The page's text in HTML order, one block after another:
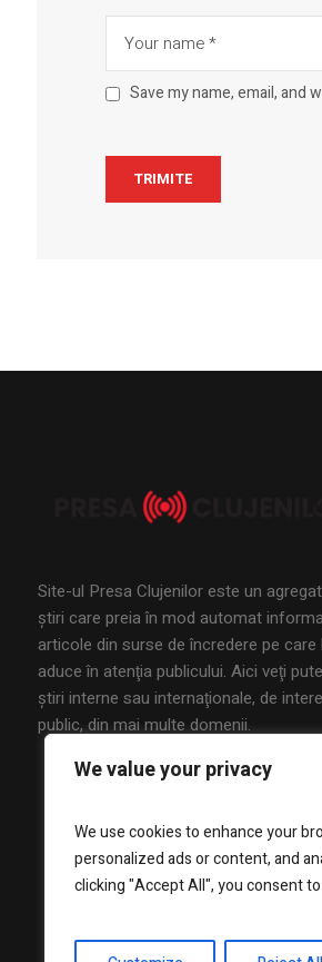
We value your privacy
We use cookies to enhance your
personalized ads or content, and
clicking "Accept All", you consent
Save my name, email, and
Site-ul Presa Clujenilor este un
ştiri care preia în mod automat
articole din surse de încredere pe care
aduce în atenţia publicului. Aici veţi
ştiri interne sau internaţionale, de
public, din mai multe domenii.